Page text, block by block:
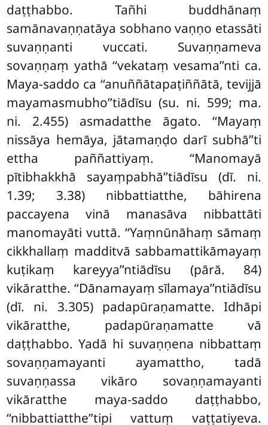
daṭṭhabbo. Tañhi buddhānaṃ
samānavaṇṇatāya sobhano vaṇṇo etassāti
suvaṇṇanti vuccati. Suvaṇṇameva
sovaṇṇaṃ yathā ‘‘vekataṃ vesama’’nti ca.
Maya-saddo ca ‘‘anuññātapaṭiññātā, tevijjā
mayamasmubho’’tiādīsu (su. ni. 599; ma.
ni. 2.455) asmadatthe āgato. ‘‘Mayaṃ
nissāya hemāya, jātamaṇḍo darī subhā’’ti
ettha paññattiyaṃ. ‘‘Manomayā
pītibhakkhā sayaṃpabhā’’tiādīsu (dī. ni.
1.39; 3.38) nibbattiatthe, bāhirena
paccayena vinā manasāva nibbattāti
manomayāti vuttā. ‘‘Yaṃnūnāhaṃ sāmaṃ
cikkhallaṃ madditvā sabbamattikāmayaṃ
kuṭikaṃ kareyya’’ntiādīsu (pārā. 84)
vikāratthe. ‘‘Dānamayaṃ sīlamaya’’ntiādīsu
(dī. ni. 3.305) padapūraṇamatte. Idhāpi
vikāratthe, padapūraṇamatte vā
daṭṭhabbo. Yadā hi suvaṇṇena nibbattaṃ
sovaṇṇamayanti ayamattho, tadā
suvaṇṇassa vikāro sovaṇṇamayanti
vikāratthe maya-saddo daṭṭhabbo,
‘‘nibbattiatthe’’tipi vattuṃ vaṭṭatiyeva.